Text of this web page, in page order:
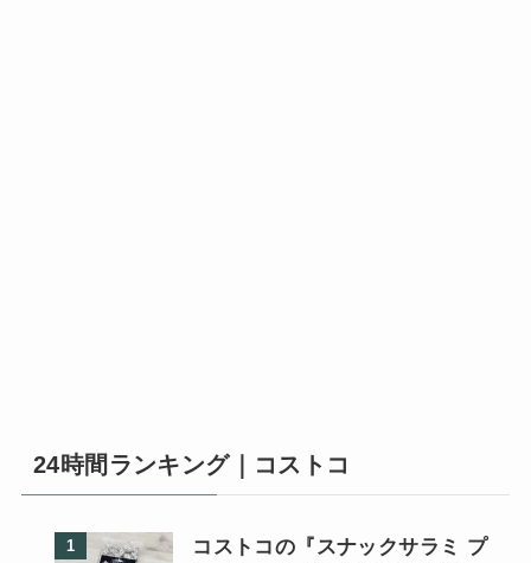
24時間ランキング｜コストコ
コストコの『スナックサラミ プ